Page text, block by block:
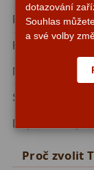
Dálkoměry 9
Noční vidění8
Mikroskopy
Školní a
Biologické33
Rosná clona
Montáž
Série
Proč zvolit
dotazování
Souhlas
a své volby